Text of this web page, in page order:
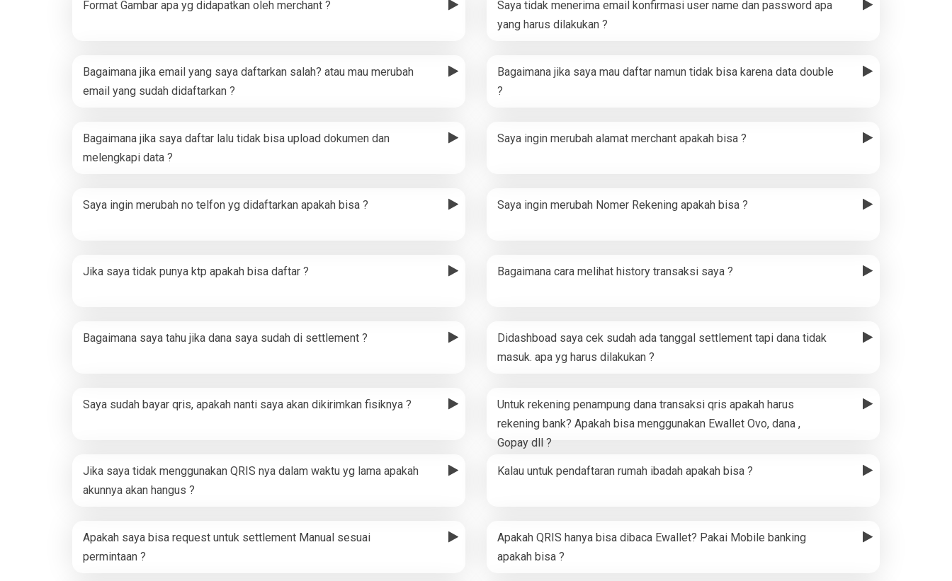
Format Gambar apa yg didapatkan oleh merchant ?
Saya tidak menerima email konfirmasi user name dan password apa
yang harus dilakukan ?
Bagaimana jika email yang saya daftarkan salah? atau mau merubah
email yang sudah didaftarkan ?
Bagaimana jika saya mau daftar namun tidak bisa karena data double
?
Bagaimana jika saya daftar lalu tidak bisa upload dokumen dan
melengkapi data ?
Saya ingin merubah alamat merchant apakah bisa ?
Saya ingin merubah no telfon yg didaftarkan apakah bisa ? Saya ingin merubah Nomer Rekening apakah bisa ?
Jika saya tidak punya ktp apakah bisa daftar ? Bagaimana cara melihat history transaksi saya ?
Bagaimana saya tahu jika dana saya sudah di settlement ?
Didashboad saya cek sudah ada tanggal settlement tapi dana tidak
masuk. apa yg harus dilakukan ?
Saya sudah bayar qris, apakah nanti saya akan dikirimkan fisiknya ?
Untuk rekening penampung dana transaksi qris apakah harus
rekening bank? Apakah bisa menggunakan Ewallet Ovo, dana ,
Gopay dll ?
Jika saya tidak menggunakan QRIS nya dalam waktu yg lama apakah
akunnya akan hangus ?
Kalau untuk pendaftaran rumah ibadah apakah bisa ?
Apakah saya bisa request untuk settlement Manual sesuai
permintaan ?
Apakah QRIS hanya bisa dibaca Ewallet? Pakai Mobile banking
apakah bisa ?